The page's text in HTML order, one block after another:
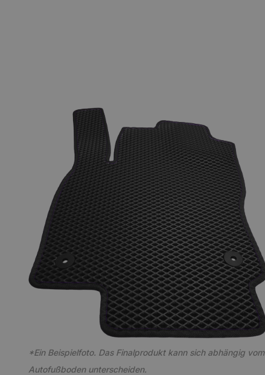
*Ein Beispielfoto. Das Finalprodukt kann sich abhängig vom
Autofußboden unterscheiden.